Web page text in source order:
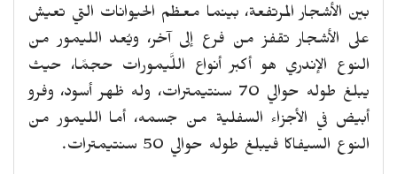
بين الأشجار المرتفعة، بينما معظم الحيوانات التي تعيش
على الأشجار تقفز من فرع إلى آخر، ويُعد الليمور من
النوع الإندري هو أكبر أنواع اللَّيمورات حجمًا، حيث
يبلغ طوله حوالي 70 سنتيمترات، وله ظهر أسود، وفرو
أبيض في الأجزاء السفلية من جسمه، أما الليمور من
النوع السيفاكا فيبلغ طوله حوالي 50 سنتيمترات.